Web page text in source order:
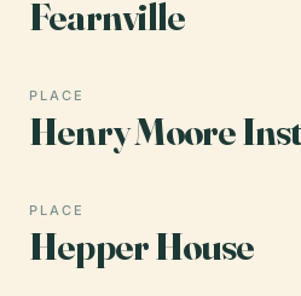
Fearnville
PLACE
Henry Moore
PLACE
Hepper House